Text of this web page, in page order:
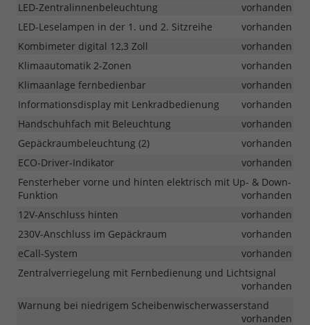
LED-Zentralinnenbeleuchtung
vorhanden
LED-Leselampen in der 1. und 2. Sitzreihe
vorhanden
Kombimeter digital 12,3 Zoll
vorhanden
Klimaautomatik 2-Zonen
vorhanden
Klimaanlage fernbedienbar
vorhanden
Informationsdisplay mit Lenkradbedienung
vorhanden
Handschuhfach mit Beleuchtung
vorhanden
Gepäckraumbeleuchtung (2)
vorhanden
ECO-Driver-Indikator
vorhanden
Fensterheber vorne und hinten elektrisch mit Up- & Down-
Funktion
vorhanden
12V-Anschluss hinten
vorhanden
230V-Anschluss im Gepäckraum
vorhanden
eCall-System
vorhanden
Zentralverriegelung mit Fernbedienung und Lichtsignal
vorhanden
Warnung bei niedrigem Scheibenwischerwasserstand
vorhanden